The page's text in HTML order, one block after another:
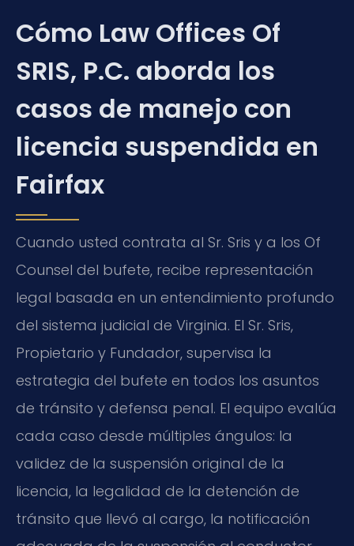
Cómo Law Offices Of
SRIS, P.C. aborda los
casos de manejo con
licencia suspendida en
Fairfax
Cuando usted contrata al Sr. Sris y a los Of
Counsel del bufete, recibe representación
legal basada en un entendimiento profundo
del sistema judicial de Virginia. El Sr. Sris,
Propietario y Fundador, supervisa la
estrategia del bufete en todos los asuntos
de tránsito y defensa penal. El equipo evalúa
cada caso desde múltiples ángulos: la
validez de la suspensión original de la
licencia, la legalidad de la detención de
tránsito que llevó al cargo, la notificación